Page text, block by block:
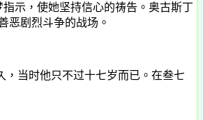
示，使她坚持信心的祷告。奥古斯丁
恶剧烈斗争的战场。
当时他只不过十七岁而已。在叁七